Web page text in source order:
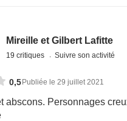
Mireille et Gilbert Lafitte
19 critiques Suivre son activité
0,5 Publiée le 29 juillet 2021
abscons. Personnages